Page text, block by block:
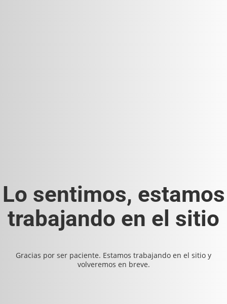
Lo sentimos, estamos
trabajando en el sitio
Gracias por ser paciente. Estamos trabajando en el sitio y
volveremos en breve.